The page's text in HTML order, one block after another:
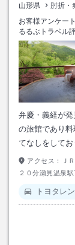
山形県 肘折・
お客様アンケー
るるぶトラベル
弁慶・義経が
の旅館であり
てなしをしてお
アクセス：
Ｊ
２０分瀬見温泉
トヨタレ